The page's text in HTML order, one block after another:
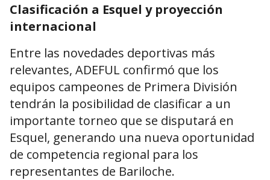
Clasificación a Esquel y proyección
internacional
Entre las novedades deportivas más
relevantes, ADEFUL confirmó que los
equipos campeones de Primera División
tendrán la posibilidad de clasificar a un
importante torneo que se disputará en
Esquel, generando una nueva oportunidad
de competencia regional para los
representantes de Bariloche.